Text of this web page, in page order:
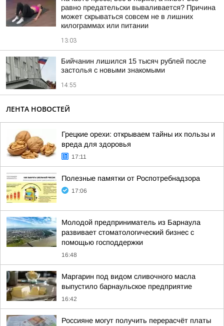
равно предательски вываливается? Причина
может скрываться совсем не в лишних
килограммах или питании
13:03
Бийчанин лишился 15 тысяч рублей после
застолья с новыми знакомыми
14:55
ЛЕНТА НОВОСТЕЙ
Грецкие орехи: открываем тайны их пользы и
вреда для здоровья
17:11
Полезные памятки от Роспотребнадзора
17:06
Молодой предприниматель из Барнаула
развивает стоматологический бизнес с
помощью господдержки
16:48
Маргарин под видом сливочного масла
выпустило барнаульское предприятие
16:42
Россияне могут получить перерасчёт платы